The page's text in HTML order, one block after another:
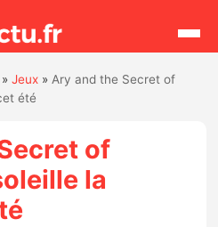
»Jeux »Ary and the Secret of
été
of
la